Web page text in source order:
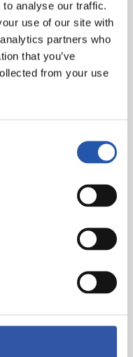
analyse our traffic.
use of our site with
partners who
that you’ve
from your use
dentro de la
Subacuáticas
de
Buceo con
Pesca
para